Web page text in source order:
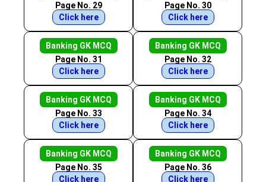
Page No. 29
Click here
Page No. 30
Click here
Banking GK MCQ
Page No. 31
Click here
Banking GK MCQ
Page No. 32
Click here
Banking GK MCQ
Page No. 33
Click here
Banking GK MCQ
Page No. 34
Click here
Banking GK MCQ
Page No. 35
Click here
Banking GK MCQ
Page No. 36
Click here